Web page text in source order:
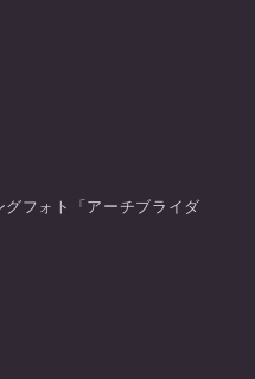
フォト「アーチブライダ